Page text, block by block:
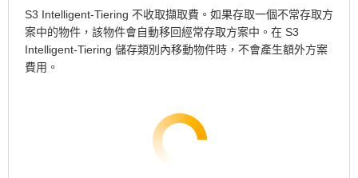
S3 Intelligent-Tiering 不收取擷取費。如果存取一個不常存取方
案中的物件，該物件會自動移回經常存取方案中。在 S3
Intelligent-Tiering 儲存類別內移動物件時，不會產生額外方案
費用。